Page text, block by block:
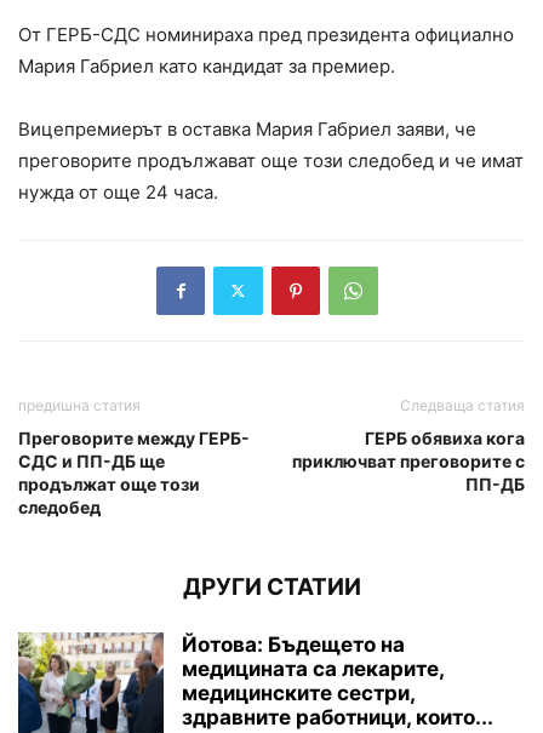
От ГЕРБ-СДС номинираха пред президента официално
Мария Габриел като кандидат за премиер.
Вицепремиерът в оставка Мария Габриел заяви, че
преговорите продължават още този следобед и че имат
нужда от още 24 часа.
предишна статия
Преговорите между ГЕРБ-
СДС и ПП-ДБ ще
продължат още този
следобед
Следваща статия
ГЕРБ обявиха кога
приключват преговорите с
ПП-ДБ
ДРУГИ СТАТИИ
Йотова: Бъдещето на
медицината са лекарите,
медицинските сестри,
здравните работници, които...